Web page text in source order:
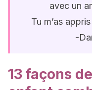
avec un
Tu m’as
-
13 façons